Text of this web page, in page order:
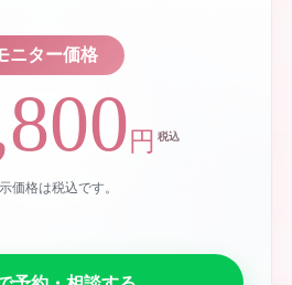
ニター価格
円 税込
価格は税込です。